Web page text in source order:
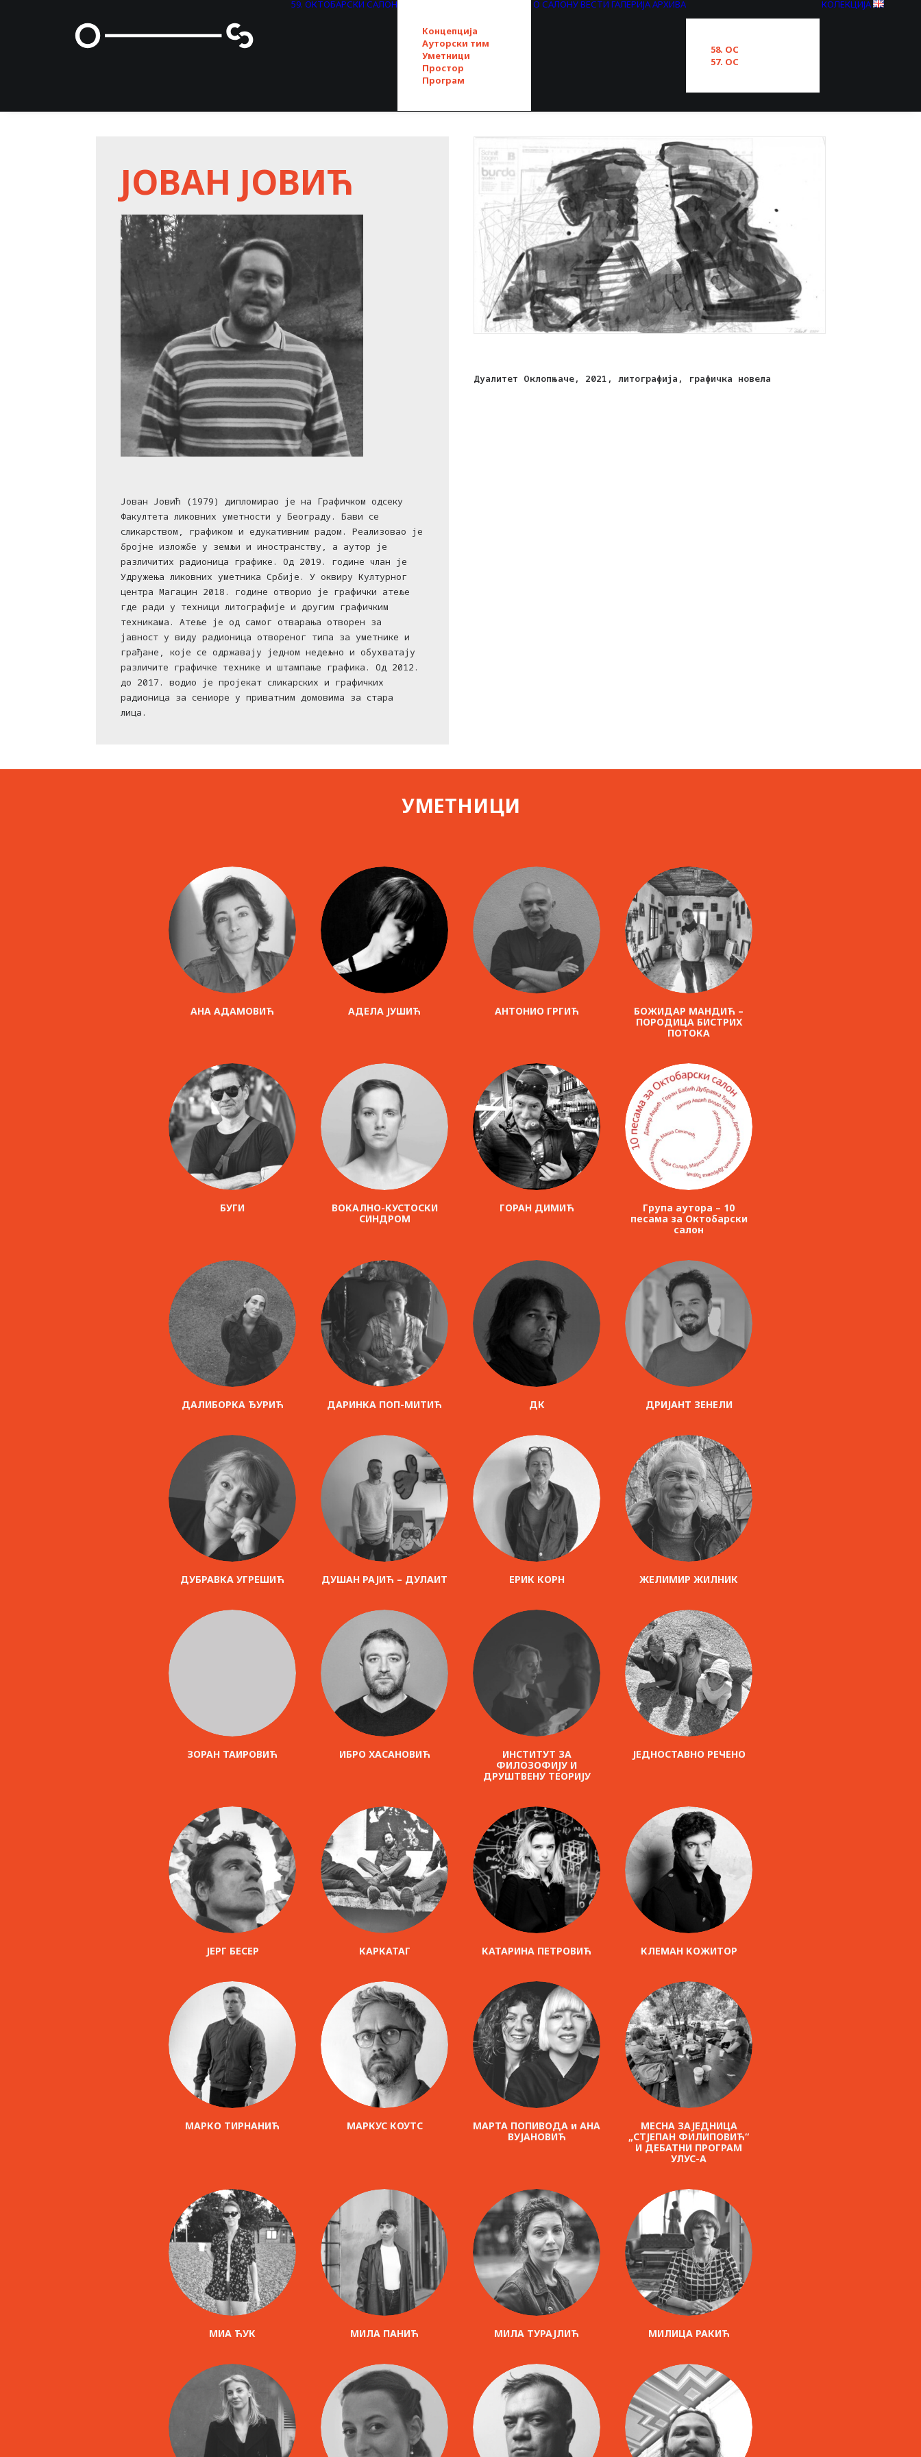
59. ОКТОБАРСКИ САЛОН
Концепција
Ауторски тим
Уметници
Простор
Програм
О САЛОНУВЕСТИ ГАЛЕРИЈААРХИВА
58. ОС
57. ОС
КОЛЕКЦИЈА
ЈОВАН ЈОВИЋ
Јован Јовић (1979) дипломирао је на Графичком одсеку
Факултета ликовних уметности у Београду. Бави се
сликарством, графиком и едукативним радом. Реализовао је
бројне изложбе у земљи и иностранству, а аутор је
различитих радионица графике. Од 2019. године члан је
Удружења ликовних уметника Србије. У оквиру Културног
центра Магацин 2018. године отворио је графички атеље
где ради у техници литографије и другим графичким
техникама. Атеље је од самог отварања отворен за
јавност у виду радионица отвореног типа за уметнике и
грађане, које се одржавају једном недељно и обухватају
различите графичке технике и штампање графика. Од 2012.
до 2017. водио је пројекат сликарских и графичких
радионица за сениоре у приватним домовима за стара
лица.
Дуалитет Оклопњаче, 2021, литографија, графичка новела
УМЕТНИЦИ
AНА АДАМОВИЋ АДЕЛА ЈУШИЋ АНТОНИО ГРГИЋ
БОЖИДАР МАНДИЋ –
ПОРОДИЦА БИСТРИХ
ПОТОКА
БУГИ
ВОКАЛНО-КУСТОСКИ
СИНДРОМ
ГОРАН ДИМИЋ
Група аутора – 10
песама за Октобарски
салон
ДАЛИБОРКА ЂУРИЋ ДАРИНКА ПОП-МИТИЋ ДК ДРИЈАНТ ЗЕНЕЛИ
ДУБРАВКА УГРЕШИЋ ДУШАН РАЈИЋ – ДУЛАИТ ЕРИК КОРН ЖЕЛИМИР ЖИЛНИК
ЗОРАН ТАИРОВИЋ ИБРО ХАСАНОВИЋ
ИНСТИТУТ ЗА
ФИЛОЗОФИЈУ И
ДРУШТВЕНУ ТЕОРИЈУ
ЈЕДНОСТАВНО РЕЧЕНО
ЈЕРГ БЕСЕР КАРКАТАГ КАТАРИНА ПЕТРОВИЋ КЛЕМАН КОЖИТОР
МАРКО ТИРНАНИЋ МАРКУС КОУТС
МАРТА ПОПИВОДА и АНА
ВУЈАНОВИЋ
МЕСНА ЗАЈЕДНИЦА
„СТЈЕПАН ФИЛИПОВИЋ“
И ДЕБАТНИ ПРОГРАМ
УЛУС-А
МИА ЋУК МИЛА ПАНИЋ МИЛА ТУРАЈЛИЋ МИЛИЦА РАКИЋ